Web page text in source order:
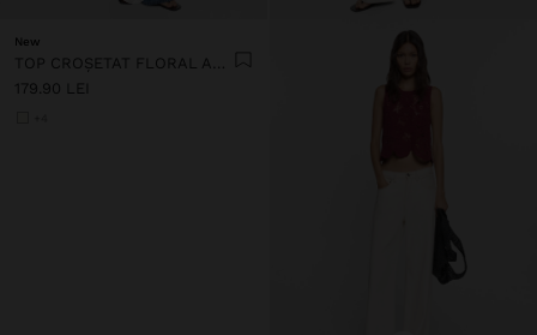
New
TOP CROȘETAT FLORAL AMB 100% BUMBAC
179.90 LEI